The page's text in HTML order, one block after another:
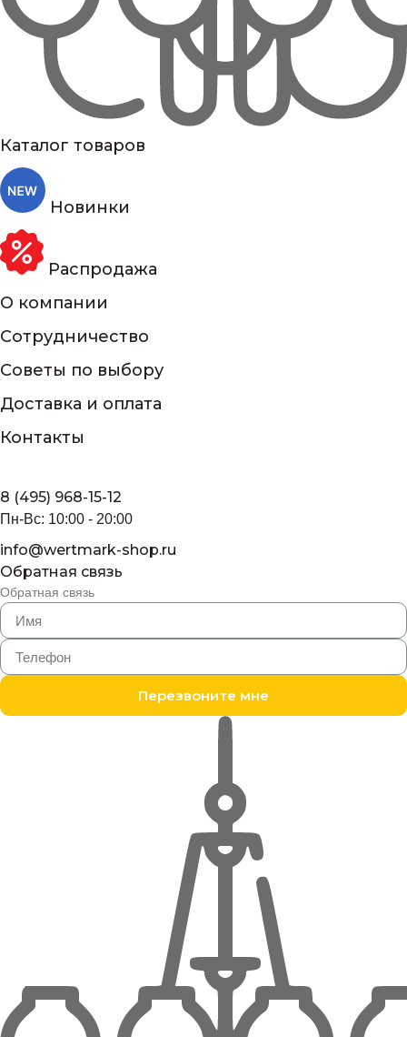
Каталог товаров
Новинки
Распродажа
О компании
Сотрудничество
Советы по выбору
Доставка и оплата
Контакты
8 (495) 968-15-12
Пн-Вс: 10:00 - 20:00
info@wertmark-shop.ru
Обратная связь
Обратная связь
Перезвоните мне